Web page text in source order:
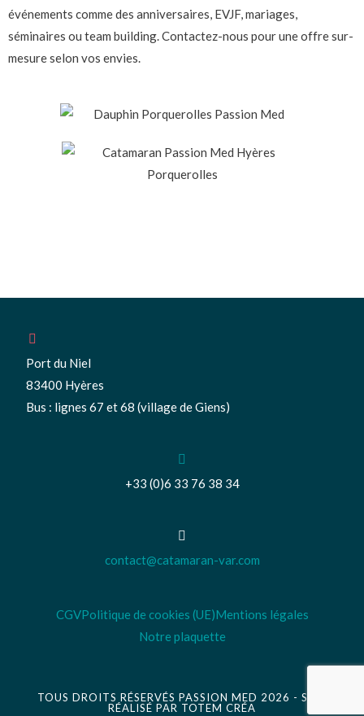
événements comme des anniversaires, EVJF, mariages,
séminaires ou team building. Contactez-nous pour une offre sur-
mesure selon vos envies.
Port du Niel
83400 Hyères
Bus : lignes 67 et 68 (village de Giens)
+33 (0)6 33 76 38 34
contact@catamaran-var.com
CGVPolitique de cookies (UE)Mentions légales
Notre plaquette
TOUS DROITS RÉSERVÉS PASSION MED 2026 - SITE
RÉALISÉ PAR TOTEM CRÉA